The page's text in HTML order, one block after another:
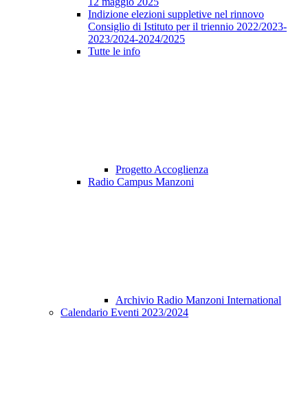
Indizione elezioni suppletive nel rinnovo
Consiglio di Istituto per il triennio 2022/2023-
2023/2024-2024/2025
Tutte le info
Progetto Accoglienza
Radio Campus Manzoni
Archivio Radio Manzoni International
Calendario Eventi 2023/2024